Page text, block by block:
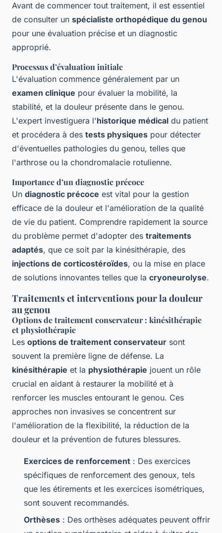
Avant de commencer tout traitement, il est essentiel
de consulter un spécialiste orthopédique du genou
pour une évaluation précise et un diagnostic
approprié.
Processus d’évaluation initiale
L'évaluation commence généralement par un
examen clinique pour évaluer la mobilité, la
stabilité, et la douleur présente dans le genou.
L'expert investiguera l'historique médical du patient
et procédera à des tests physiques pour détecter
d'éventuelles pathologies du genou, telles que
l'arthrose ou la chondromalacie rotulienne.
Importance d’un diagnostic précoce
Un diagnostic précoce est vital pour la gestion
efficace de la douleur et l'amélioration de la qualité
de vie du patient. Comprendre rapidement la source
du problème permet d'adopter des traitements
adaptés, que ce soit par la kinésithérapie, des
injections de corticostéroïdes, ou la mise en place
de solutions innovantes telles que la cryoneurolyse.
Traitements et interventions pour la douleur
au genou
Options de traitement conservateur : kinésithérapie
et physiothérapie
Les options de traitement conservateur sont
souvent la première ligne de défense. La
kinésithérapie et la physiothérapie jouent un rôle
crucial en aidant à restaurer la mobilité et à
renforcer les muscles entourant le genou. Ces
approches non invasives se concentrent sur
l'amélioration de la flexibilité, la réduction de la
douleur et la prévention de futures blessures.
Exercices de renforcement : Des exercices
spécifiques de renforcement des genoux, tels
que les étirements et les exercices isométriques,
sont souvent recommandés.
Orthèses : Des orthèses adéquates peuvent offrir